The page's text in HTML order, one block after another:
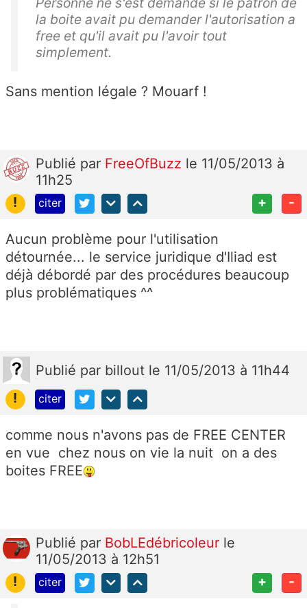
la boite avait pu demander l'autorisation a
free et qu'il avait pu l'avoir tout
simplement.
Sans mention légale ? Mouarf !
Publié par FreeOfBuzz le 11/05/2013 à
11h25
!
citer + -
Aucun problème pour l'utilisation
détournée... le service juridique d'Iliad est
déjà débordé par des procédures beaucoup
plus problématiques ^^
Publié par billout le 11/05/2013 à 11h44
!
citer
comme nous n'avons pas de FREE CENTER
en vue chez nous on vie la nuit on a des
boites FREE
Publié par BobLEdébricoleur le
11/05/2013 à 12h51
!
citer + -